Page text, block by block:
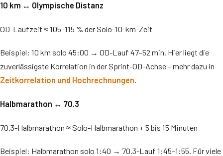
10 km ↔ Olympische Distanz
OD-Laufzeit ≈ 105–115 % der Solo-10-km-Zeit
Beispiel: 10 km solo 45:00 → OD-Lauf 47–52 min. Hier liegt die
zuverlässigste Korrelation in der Sprint-OD-Achse – mehr dazu in
Zeitkorrelation und Hochrechnungen.
Halbmarathon ↔ 70.3
70.3-Halbmarathon ≈ Solo-Halbmarathon + 5 bis 15 Minuten
Beispiel: Halbmarathon solo 1:40 → 70.3-Lauf 1:45–1:55. Für viele